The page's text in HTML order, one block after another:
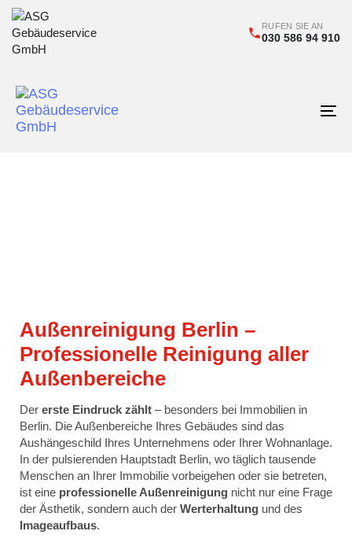
RUFEN SIE AN
030 586 94 910
Außenreinigung Berlin –
Professionelle Reinigung aller
Außenbereiche
Der erste Eindruck zählt – besonders bei Immobilien in
Berlin. Die Außenbereiche Ihres Gebäudes sind das
Aushängeschild Ihres Unternehmens oder Ihrer Wohnanlage.
In der pulsierenden Hauptstadt Berlin, wo täglich tausende
Menschen an Ihrer Immobilie vorbeigehen oder sie betreten,
ist eine professionelle Außenreinigung nicht nur eine Frage
der Ästhetik, sondern auch der Werterhaltung und des
Imageaufbaus.